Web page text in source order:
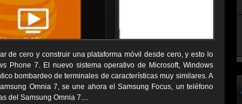
de cero y construir una plataforma móvil desde cero, y esto lo
Phone 7. El nuevo sistema operativo de Microsoft, Windows
bombardeo de terminales de características muy similares. A
Omnia 7, se une ahora el Samsung Focus, un teléfono
del Samsung Omnia 7....